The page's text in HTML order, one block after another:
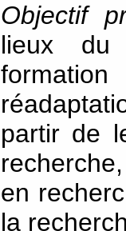
Objectif
lieux du
partir de
en
la